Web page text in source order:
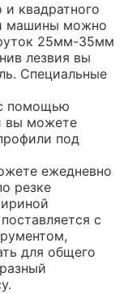
квадратного
машины можно
25мм-35мм
лезвия вы
Специальные
помощью
вы можете
под
ежедневно
резке
с
для общего